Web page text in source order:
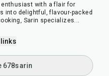
enthusiast with a flair for
into delightful, flavour-packed
Sarin specializes...
678sarin